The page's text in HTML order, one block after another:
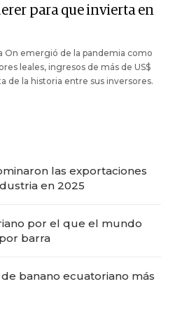
para que invierta en
On emergió de la pandemia como
leales, ingresos de más de US$
de la historia entre sus inversores.
las exportaciones
en 2025
por el que el mundo
barra
banano ecuatoriano más